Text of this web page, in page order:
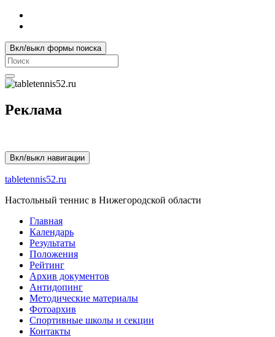
Вкл/выкл формы поиска
Search
for:
Реклама
Вкл/выкл навигации
tabletennis52.ru
Настольный теннис в Нижегородской области
Главная
Календарь
Результаты
Положения
Рейтинг
Архив документов
Антидопинг
Методические материалы
Фотоархив
Спортивные школы и секции
Контакты